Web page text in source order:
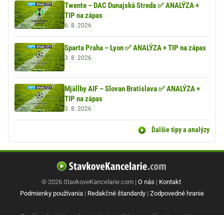
Twente – DAC Dunajská Streda ✅ ANALÝZA +
TIP na zápas
6. 8. 2026
Sparta Praha – Lyon ✅ ANALÝZA + TIP na zápas
3. 8. 2026
Mjällby AIF – Slovan Bratislava ✅ ANALÝZA +
TIP na zápas
3. 8. 2026
Ďalšie tipy a analýzy
© 2026 StavkoveKancelarie.com | O nás | Kontakt
Podmienky používania | Redakčné štandardy | Zodpovedné hranie